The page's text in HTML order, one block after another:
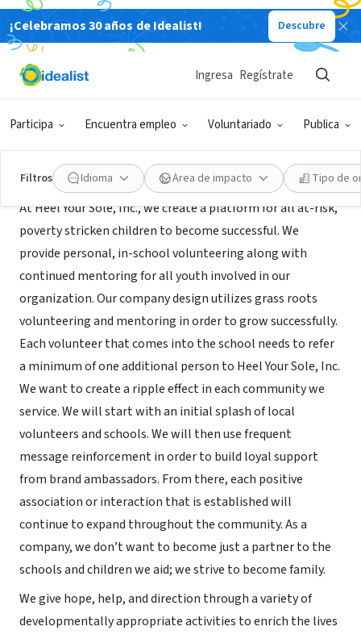
¡Celebramos 30 años de Idealist! Descubre
Participa Encuentra empleo Voluntariado Publica
Ingresa Regístrate
Filtros Idioma Área de impacto Tipo de
ORGANIZACIÓN SIN FIN DE LUCRO
Heel Your Sole
Acerca de
At Heel Your Sole, Inc., we create a platform for all at-risk,
poverty stricken children to become successful. We
provide personal, in-school volunteering along with
continued mentoring for all youth involved in our
organization. Our company design utilizes grass roots
volunteering and mentoring in order to grow successfully.
Each volunteer that comes into the school needs to refer
a minimum of one additional person to Heel Your Sole, Inc.
We want to create a ripple effect in each community we
service. We will start with an initial splash of local
volunteers and schools. We will then use frequent
message reinforcement in order to build loyal support
from brand ambassadors. From there, each positive
association or interaction that is established will
continue to expand throughout the community. As a
company, we don’t want to become just a partner to the
schools and children we aid; we strive to become family.
We give hope, help, and direction through a variety of
developmentally appropriate activities to enrich the lives